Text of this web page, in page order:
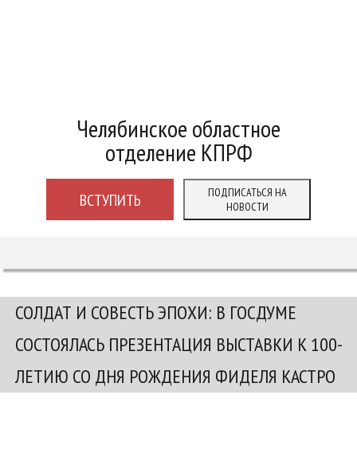
Челябинское областное
отделение КПРФ
ВСТУПИТЬ
ПОДПИСАТЬСЯ НА
НОВОСТИ
СОЛДАТ И СОВЕСТЬ ЭПОХИ: В ГОСДУМЕ
СОСТОЯЛАСЬ ПРЕЗЕНТАЦИЯ ВЫСТАВКИ К 100-
ЛЕТИЮ СО ДНЯ РОЖДЕНИЯ ФИДЕЛЯ КАСТРО